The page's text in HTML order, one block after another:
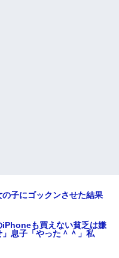
子にゴックンさせた結果
iPhoneも買えない貧乏は嫌
息子「やった＾＾」私